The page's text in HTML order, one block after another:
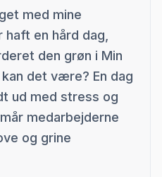
med mine
haft en hård dag,
den grøn i Min
det være? En dag
ud med stress og
medarbejderne
og grine